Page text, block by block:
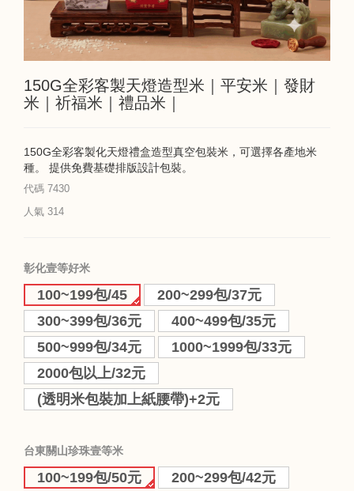
150G全彩客製天燈造型米｜平安米｜發財
米｜祈福米｜禮品米｜
150G全彩客製化天燈禮盒造型真空包裝米，可選擇各產地米
種。 提供免費基礎排版設計包裝。
代碼 7430
人氣 314
彰化壹等好米
100~199包/45
200~299包/37元
300~399包/36元
400~499包/35元
500~999包/34元
1000~1999包/33元
2000包以上/32元
(透明米包裝加上紙腰帶)+2元
台東關山珍珠壹等米
100~199包/50元
200~299包/42元